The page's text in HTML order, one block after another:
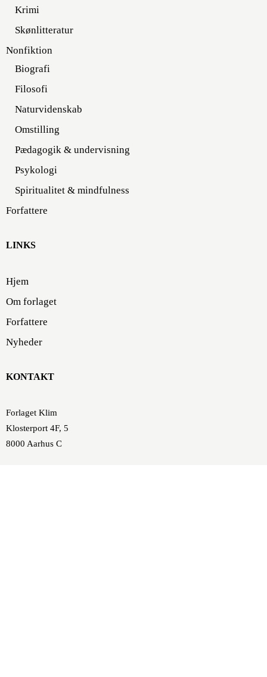
Krimi
Skønlitteratur
Nonfiktion
Biografi
Filosofi
Naturvidenskab
Omstilling
Pædagogik & undervisning
Psykologi
Spiritualitet & mindfulness
Forfattere
LINKS
Hjem
Om forlaget
Forfattere
Nyheder
KONTAKT
Forlaget Klim
Klosterport 4F, 5
8000 Aarhus C